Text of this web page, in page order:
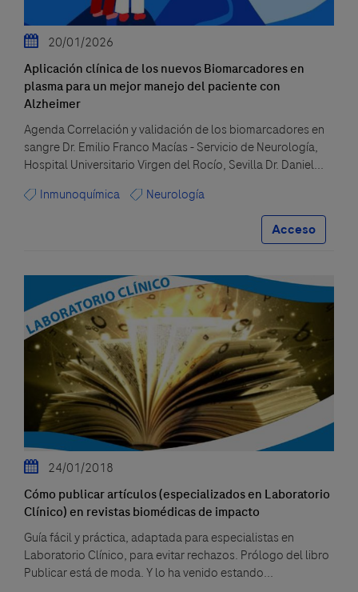
20/01/2026
Aplicación clínica de los nuevos Biomarcadores en
plasma para un mejor manejo del paciente con
Alzheimer
Agenda Correlación y validación de los biomarcadores en
sangre Dr. Emilio Franco Macías - Servicio de Neurología,
Hospital Universitario Virgen del Rocío, Sevilla Dr. Daniel...
Inmunoquímica
Neurología
Acceso
24/01/2018
Cómo publicar artículos (especializados en Laboratorio
Clínico) en revistas biomédicas de impacto
Guía fácil y práctica, adaptada para especialistas en
Laboratorio Clínico, para evitar rechazos. Prólogo del libro
Publicar está de moda. Y lo ha venido estando...